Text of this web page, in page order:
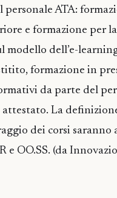
ATA:
e formazione per
modello dell’e-
formazione in
da parte del
La
dei corsi saranno
OO.SS. (da